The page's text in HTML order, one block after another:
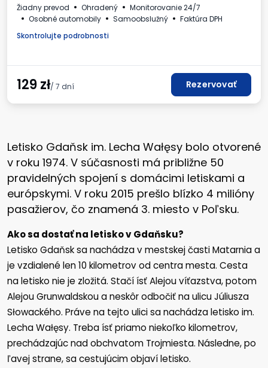
Žiadny prevod Ohradený
Monitorovanie 24/7
Osobné automobily
Samoobslužný
Faktúra DPH
Skontrolujte podrobnosti
129zł/ 7 dní Rezervovať
Letisko Gdaňsk im. Lecha Wałęsy bolo otvorené
v roku 1974. V súčasnosti má približne 50
pravidelných spojení s domácimi letiskami a
európskymi. V roku 2015 prešlo blízko 4 milióny
pasažierov, čo znamená 3. miesto v Poľsku.
Ako sa dostať na letisko v Gdaňsku?
Letisko Gdaňsk sa nachádza v mestskej časti Matarnia a
je vzdialené len 10 kilometrov od centra mesta. Cesta
na letisko nie je zložitá. Stačí ísť Alejou víťazstva, potom
Alejou Grunwaldskou a neskôr odbočiť na ulicu Júliusza
Słowackého. Práve na tejto ulici sa nachádza letisko im.
Lecha Wałęsy. Treba ísť priamo niekoľko kilometrov,
prechádzajúc nad obchvatom Trojmiesta. Následne, po
ľavej strane, sa cestujúcim objaví letisko.